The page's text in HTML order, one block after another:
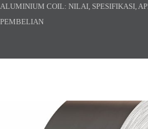
ALUMINIUM COIL: NILAI, SPESIFIKASI,
PEMBELIAN